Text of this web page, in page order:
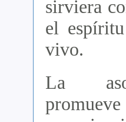
sirviera
el
vivo.
La